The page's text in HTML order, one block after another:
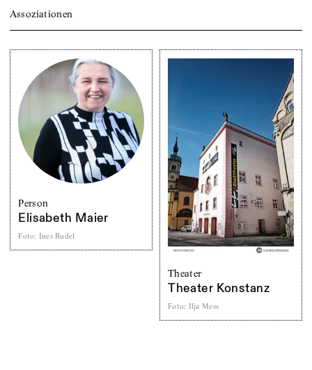
Assoziationen
Person
Elisabeth Maier
Foto: Ines Rudel
Theater
Theater Konstanz
Foto: Ilja Mess